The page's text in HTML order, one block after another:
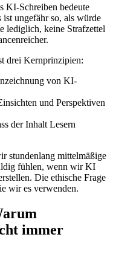
KI-Schreiben bedeute
ungefähr so, als würde
lediglich, keine Strafzettel
drei Kernprinzipien:
von KI-
und Perspektiven
der Inhalt Lesern
stundenlang mittelmäßige
fühlen, wenn wir KI
Die ethische Frage
wir es verwenden.
immer